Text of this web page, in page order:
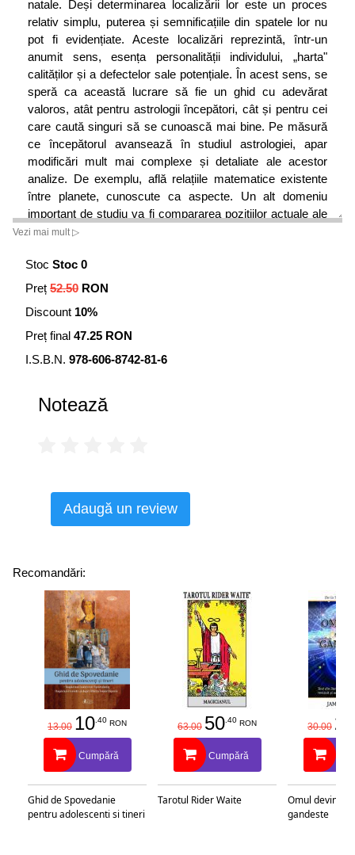
natale. Deși determinarea localizării lor este un proces
relativ simplu, puterea și semnificațiile din spatele lor nu
pot fi evidențiate. Aceste localizări reprezintă, într-un
anumit sens, esența personalității individului, „harta"
calităților și a defectelor sale potențiale. În acest sens, se
speră ca această lucrare să fie un ghid cu adevărat
valoros, atât pentru astrologii începători, cât și pentru cei
care caută singuri să se cunoască mai bine. Pe măsură
ce începătorul avansează în studiul astrologiei, apar
modificări mult mai complexe și detaliate ale acestor
analize. De exemplu, află relațiile matematice existente
între planete, cunoscute ca aspecte. Un alt domeniu
important de studiu va fi compararea pozițiilor actuale ale
planetelor cu cele prezente la naștere, cunoscute sub
vigoare la un moment dat în viața unei persoane).
Frumusețea astrologiei constă în aceea că poate descrie
orice moment (de exemplu, la nașterea persoanei) și în
orice situație de viață. Când cunoaștem principiile de bază
ale planetelor, semnelor și caselor, restul astrologiei
expresie plină de sens. În această privință, „Astrologia
Vezi mai mult ▷
Stoc Stoc 0
Preț 52.50 RON
Discount 10%
Preț final 47.25 RON
I.S.B.N. 978-606-8742-81-6
Notează
Adaugă un review
Recomandări:
13.00 10.40 RON
Cumpără
Ghid de Spovedanie
pentru adolescenti si tineri
63.00 50.40 RON
Cumpără
Tarotul Rider Waite
30.00 25
Omul devine
gandeste